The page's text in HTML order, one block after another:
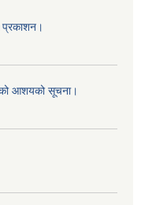
प्रकाशन।
को आशयको सूचना।